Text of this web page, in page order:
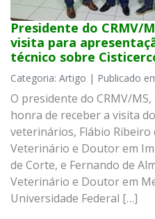
Presidente do CRMV/
visita para
técnico sobre
Categoria: Artigo | Publicado
O presidente do CRMV/
honra de receber a visita
veterinários, Flábio Ribeiro
Veterinário e Doutor em
de Corte, e Fernando de
Veterinário e Doutor em
Universidade Federal […]